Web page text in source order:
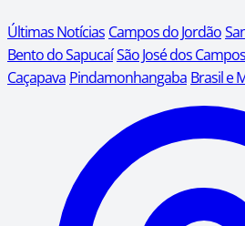
Últimas Notícias Campos do Jordão
Bento do SapucaíSão José dos Campos
Caçapava Pindamonhangaba Brasil e